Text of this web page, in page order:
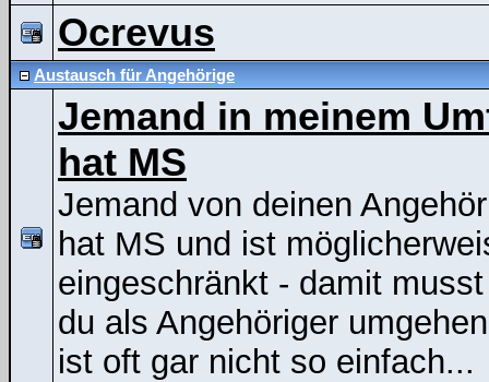
Ocrevus
Austausch für Angehörige
Jemand in meinem
hat MS
Jemand von deinen
hat MS und ist
eingeschränkt - damit
du als Angehöriger
ist oft gar nicht so einfach...